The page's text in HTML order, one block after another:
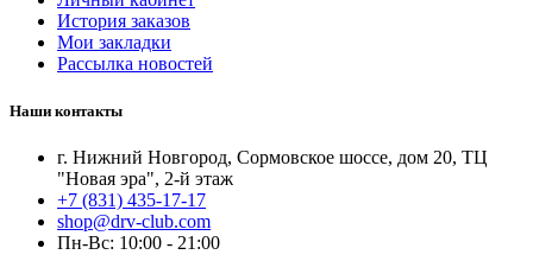
История заказов
Мои закладки
Рассылка новостей
Наши контакты
г. Нижний Новгород, Сормовское шоссе, дом 20, ТЦ
"Новая эра", 2-й этаж
+7 (831) 435-17-17
shop@drv-club.com
Пн-Вс: 10:00 - 21:00